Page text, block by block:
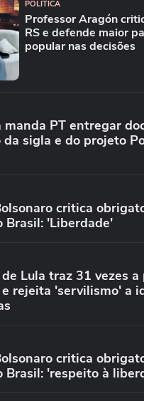
POLÍTICA
Professor Aragón
RS e defende maior
popular nas decisões
manda PT entregar
da sigla e do projeto
critica
Brasil: 'Liberdade'
Lula traz 31 vezes a
rejeita 'servilismo' a
critica
Brasil: 'respeito à